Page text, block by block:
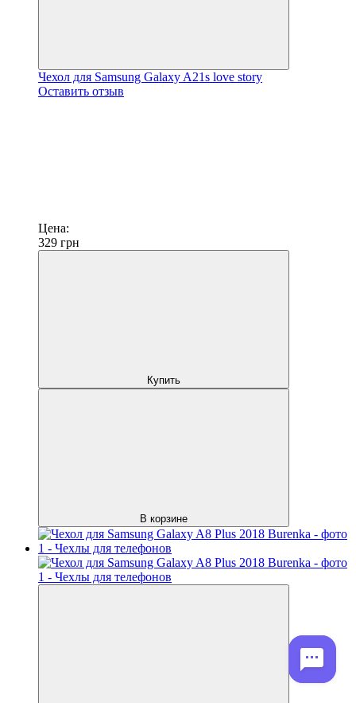
Чехол для Samsung Galaxy A21s love story
Оставить отзыв
Цена:
329 грн
Купить
В корзине